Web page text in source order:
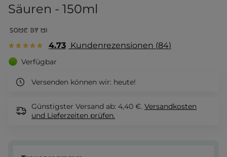
Säuren - 150ml
4.73 Kundenrezensionen 84
Verfügbar
Versenden können wir: heute!
Günstigster Versand ab: 4,40 €. Versandkosten
und Lieferzeiten prüfen.